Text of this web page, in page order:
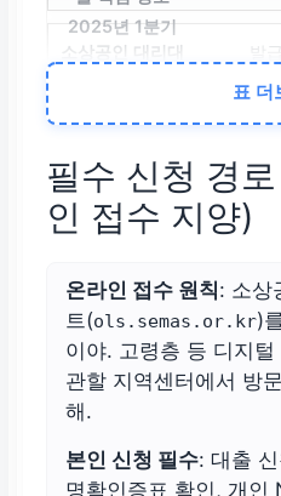
발
온
표 더
필수 신청 경
인 접수 지양)
온라인 접수 원칙: 소상
트(ols.semas.or.kr)
이야. 고령층 등 디지
관할 지역센터에서 방
해.
본인 신청 필수: 대출
명확인증표 확인, 개인